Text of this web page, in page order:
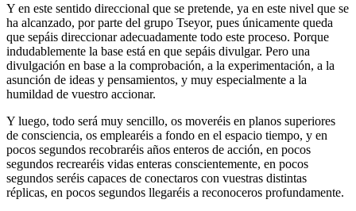
Y en este sentido direccional que se pretende, ya en este nivel que se
ha alcanzado, por parte del grupo Tseyor, pues únicamente queda
que sepáis direccionar adecuadamente todo este proceso. Porque
indudablemente la base está en que sepáis divulgar. Pero una
divulgación en base a la comprobación, a la experimentación, a la
asunción de ideas y pensamientos, y muy especialmente a la
humildad de vuestro accionar.
Y luego, todo será muy sencillo, os moveréis en planos superiores
de consciencia, os emplearéis a fondo en el espacio tiempo, y en
pocos segundos recobraréis años enteros de acción, en pocos
segundos recrearéis vidas enteras conscientemente, en pocos
segundos seréis capaces de conectaros con vuestras distintas
réplicas, en pocos segundos llegaréis a reconoceros profundamente.